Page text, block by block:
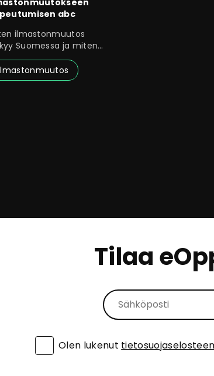
abc
ilmastonmuutos
Suomessa ja miten
vaikuttaa omaan
Tilaa
Olen lukenut tietosuojaselosteen